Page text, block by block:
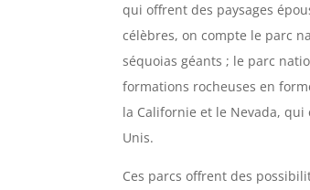
qui offrent des paysages
célèbres, on compte le parc
séquoias géants ; le parc
formations rocheuses en
la Californie et le Nevada,
Unis.
Ces parcs offrent des